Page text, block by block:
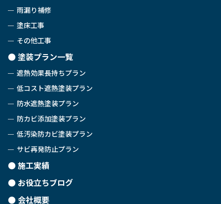
雨漏り補修
塗床工事
その他工事
塗装プラン一覧
遮熱効果長持ちプラン
低コスト遮熱塗装プラン
防水遮熱塗装プラン
防カビ添加塗装プラン
低汚染防カビ塗装プラン
サビ再発防止プラン
施工実績
お役立ちブログ
会社概要